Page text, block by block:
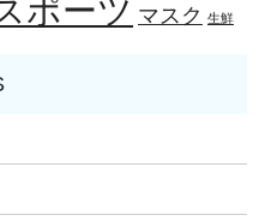
ポーツ マスク 生鮮